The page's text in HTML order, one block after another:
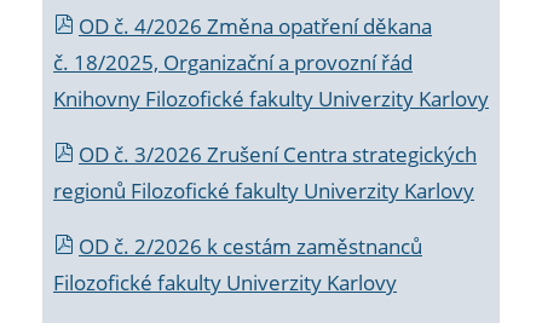
OD č. 4/2026 Změna opatření děkana
č. 18/2025, Organizační a provozní řád
Knihovny Filozofické fakulty Univerzity Karlovy
OD č. 3/2026 Zrušení Centra strategických
regionů Filozofické fakulty Univerzity Karlovy
OD č. 2/2026 k cestám zaměstnanců
Filozofické fakulty Univerzity Karlovy